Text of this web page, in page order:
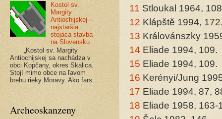
11 Stloukal 1964,
12 Klápště 1994,
13 Královánszky
14 Eliade 1994, 109.
15 Eliade 1994, 109.
16 Kerényi/Jung
17 Eliade 1994, 87,
18 Eliade 1958,
Kostol sv.
Margity
Antiochijskej –
najstaršia
stojaca stavba
na Slovensku
„Kostol sv. Margity
Antiochijskej sa nachádza v
obci Kopčany, okres Skalica.
Stojí mimo obce na ľavom
brehu rieky Moravy. Ako fars...
Archeoskanzeny